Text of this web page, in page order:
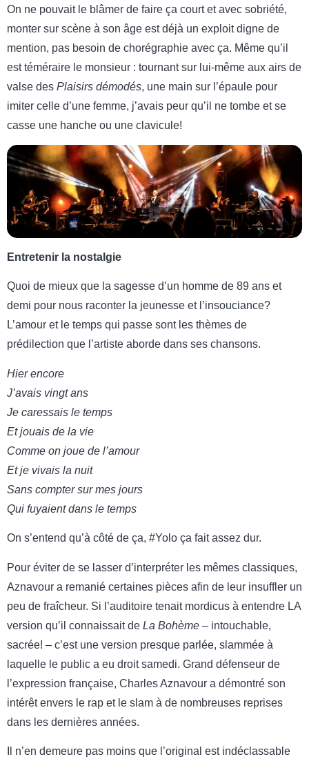
On ne pouvait le blâmer de faire ça court et avec sobriété,
monter sur scène à son âge est déjà un exploit digne de
mention, pas besoin de chorégraphie avec ça. Même qu’il
est téméraire le monsieur : tournant sur lui-même aux airs de
valse des Plaisirs démodés, une main sur l’épaule pour
imiter celle d’une femme, j’avais peur qu’il ne tombe et se
casse une hanche ou une clavicule!
Entretenir la nostalgie
Quoi de mieux que la sagesse d’un homme de 89 ans et
demi pour nous raconter la jeunesse et l’insouciance?
L’amour et le temps qui passe sont les thèmes de
prédilection que l’artiste aborde dans ses chansons.
Hier encore
J’avais vingt ans
Je caressais le temps
Et jouais de la vie
Comme on joue de l’amour
Et je vivais la nuit
Sans compter sur mes jours
Qui fuyaient dans le temps
On s’entend qu’à côté de ça, #Yolo ça fait assez dur.
Pour éviter de se lasser d’interpréter les mêmes classiques,
Aznavour a remanié certaines pièces afin de leur insuffler un
peu de fraîcheur. Si l’auditoire tenait mordicus à entendre LA
version qu’il connaissait de La Bohème – intouchable,
sacrée! – c’est une version presque parlée, slammée à
laquelle le public a eu droit samedi. Grand défenseur de
l’expression française, Charles Aznavour a démontré son
intérêt envers le rap et le slam à de nombreuses reprises
dans les dernières années.
Il n’en demeure pas moins que l’original est indéclassable